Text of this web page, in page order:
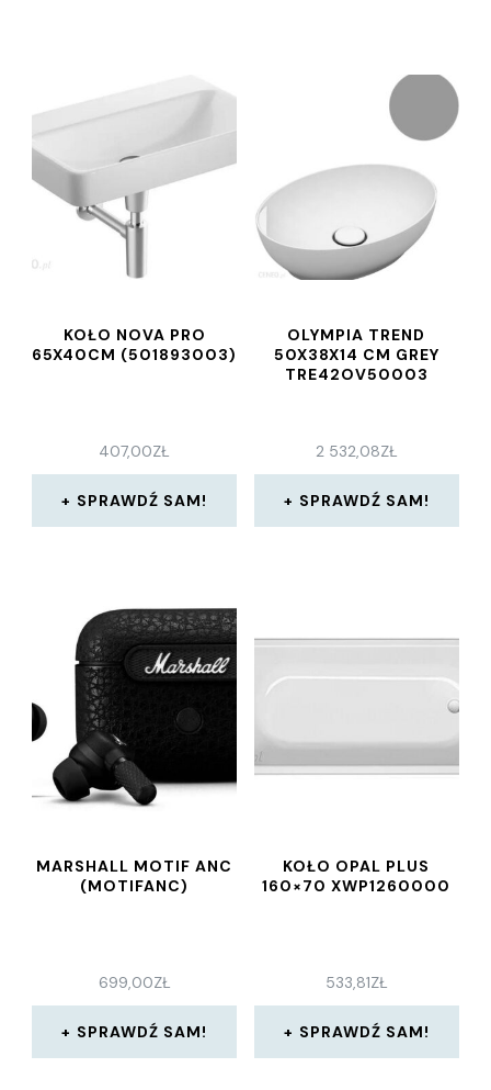
KOŁO NOVA PRO
65X40CM (501893003)
407,00ZŁ
SPRAWDŹ SAM!
OLYMPIA TREND
50X38X14 CM GREY
TRE42OV50003
2 532,08ZŁ
SPRAWDŹ SAM!
MARSHALL MOTIF ANC
(MOTIFANC)
699,00ZŁ
SPRAWDŹ SAM!
KOŁO OPAL PLUS
160×70 XWP1260000
533,81ZŁ
SPRAWDŹ SAM!